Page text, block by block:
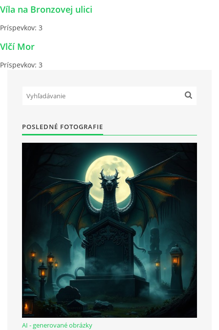
Víla na Bronzovej ulici
Príspevkov: 3
Vlčí Mor
Príspevkov: 3
POSLEDNÉ FOTOGRAFIE
AI - generované obrázky